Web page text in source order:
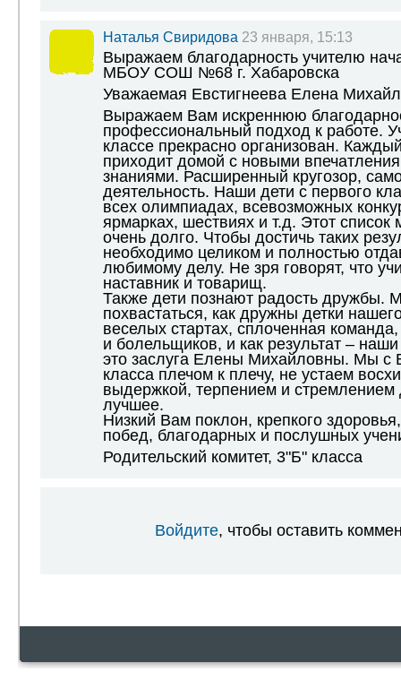
Наталья Свиридова 23 января, 15:13
Выражаем благодарность учителю
МБОУ СОШ №68 г. Хабаровска
Уважаемая Евстигнеева Елена
Выражаем Вам искреннюю
профессиональный подход к работе.
классе прекрасно организован.
приходит домой с новыми
знаниями. Расширенный кругозор,
деятельность. Наши дети с первого
всех олимпиадах, всевозможных
ярмарках, шествиях и т.д. Этот
очень долго. Чтобы достичь таких
необходимо целиком и полностью
любимому делу. Не зря говорят, что
наставник и товарищ.
Также дети познают радость дружбы.
похвастаться, как дружны детки
веселых стартах, сплоченная команда,
и болельщиков, и как результат –
это заслуга Елены Михайловны. Мы с
класса плечом к плечу, не устаем
выдержкой, терпением и стремлением
лучшее.
Низкий Вам поклон, крепкого
побед, благодарных и послушных
Родительский комитет, 3"Б" класса
Войдите, чтобы оставить